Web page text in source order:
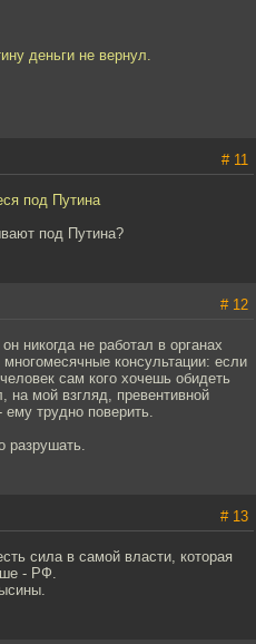
деньги не вернул.
# 11
под Путина
под Путина?
# 12
никогда не работал в органах
консультации: если
сам кого хочешь обидеть
на мой взгляд, превентивной
трудно поверить.
разрушать.
# 13
сила в самой власти, которая
- РФ.